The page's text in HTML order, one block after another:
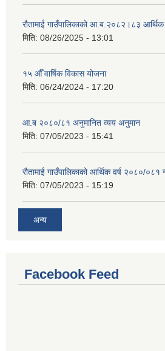
रौतामाई गाउँपालिकाको आ.ब.२०८२।८३
मिति: 08/26/2025 - 13:01
१५ औँ वार्षिक विकास योजना
मिति: 06/24/2024 - 17:20
आ.ब २०८०/८१ अनुमानित व्यय अनुमान
मिति: 07/05/2023 - 15:41
रौतामाई गाउँपालिकाको आर्थिक वर्ष २०८०/०८१
मिति: 07/05/2023 - 15:19
अन्य
Facebook Feed